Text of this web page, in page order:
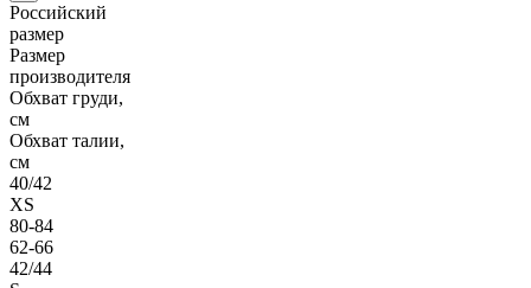
Российский
размер
Размер
производителя
Обхват груди,
см
Обхват талии,
см
40/42
XS
80-84
62-66
42/44